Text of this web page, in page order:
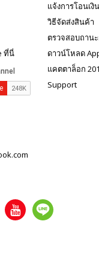
ที่นี่
แจ้งการโอนเงิน
วิธีจัดส่งสินค้า
ตรวจสอบถาน
ดาวน์โหลด
แคตตาล็อก
Support